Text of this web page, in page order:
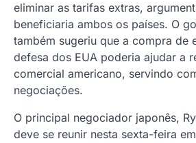
eliminar as tarifas extras,
beneficiaria ambos os países. O
também sugeriu que a compra de
defesa dos EUA poderia ajudar a
comercial americano, servindo
negociações.
O principal negociador japonês,
deve se reunir nesta sexta-feira